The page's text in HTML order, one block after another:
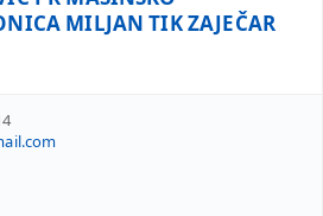
MILJAN TIK ZAJEČAR